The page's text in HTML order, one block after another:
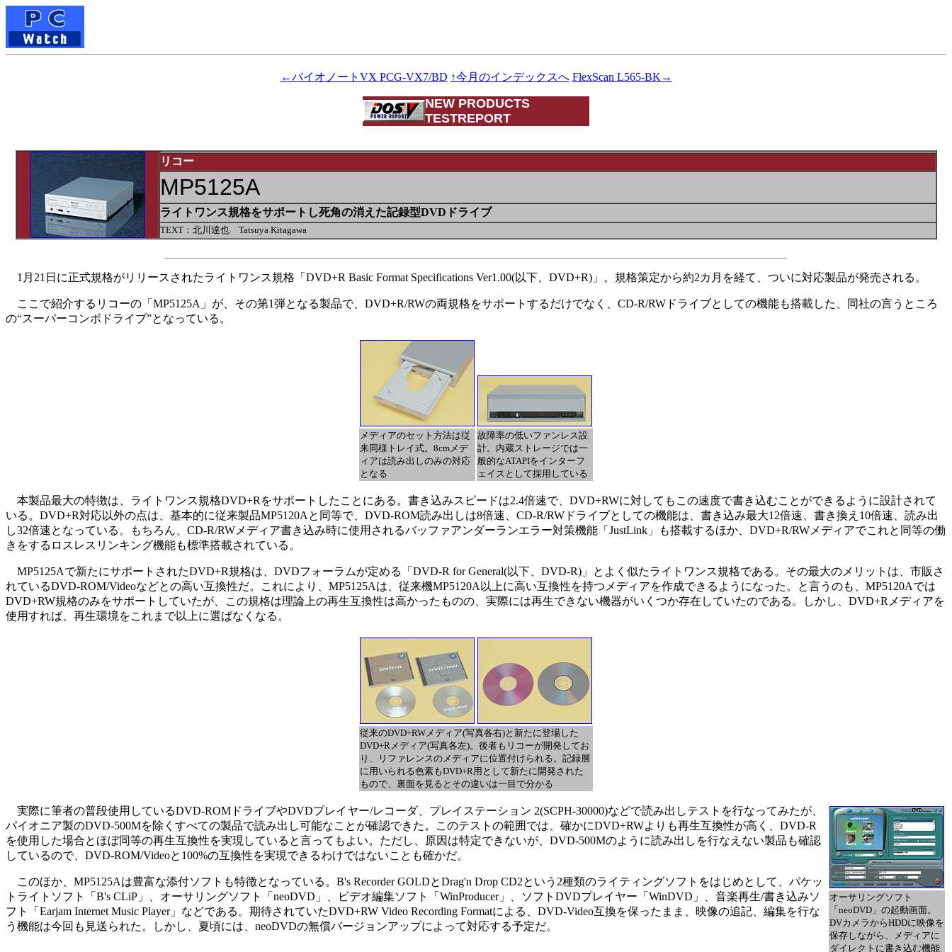
←バイオノートVX PCG-VX7/BD ↑今月のインデックスへ FlexScan L565-BK→
NEW PRODUCTS
TESTREPORT
リコー
MP5125A
ライトワンス規格をサポートし死角の消えた記録型DVDドライブ
TEXT：北川達也 Tatsuya Kitagawa
1月21日に正式規格がリリースされたライトワンス規格「DVD+R Basic Format Specifications Ver1.00(以下、DVD+R)」。規格策定から約2カ月を経て、ついに対応製品が発売される。
ここで紹介するリコーの「MP5125A」が、その第1弾となる製品で、DVD+R/RWの両規格をサポートするだけでなく、CD-R/RWドライブとしての機能も搭載した、同社の言うところ
の“スーパーコンボドライブ”となっている。
メディアのセット方法は従
来同様トレイ式。8cmメデ
ィアは読み出しのみの対応
となる
故障率の低いファンレス設
計。内蔵ストレージでは一
般的なATAPIをインターフ
ェイスとして採用している
本製品最大の特徴は、ライトワンス規格DVD+Rをサポートしたことにある。書き込みスピードは2.4倍速で、DVD+RWに対してもこの速度で書き込むことができるように設計されて
いる。DVD+R対応以外の点は、基本的に従来製品MP5120Aと同等で、DVD-ROM読み出しは8倍速、CD-R/RWドライブとしての機能は、書き込み最大12倍速、書き換え10倍速、読み出
し32倍速となっている。もちろん、CD-R/RWメディア書き込み時に使用されるバッファアンダーランエラー対策機能「JustLink」も搭載するほか、DVD+R/RWメディアでこれと同等の働
きをするロスレスリンキング機能も標準搭載されている。
MP5125Aで新たにサポートされたDVD+R規格は、DVDフォーラムが定める「DVD-R for General(以下、DVD-R)」とよく似たライトワンス規格である。その最大のメリットは、市販さ
れているDVD-ROM/Videoなどとの高い互換性だ。これにより、MP5125Aは、従来機MP5120A以上に高い互換性を持つメディアを作成できるようになった。と言うのも、MP5120Aでは
DVD+RW規格のみをサポートしていたが、この規格は理論上の再生互換性は高かったものの、実際には再生できない機器がいくつか存在していたのである。しかし、DVD+Rメディアを
使用すれば、再生環境をこれまで以上に選ばなくなる。
従来のDVD+RWメディア(写真各右)と新たに登場した
DVD+Rメディア(写真各左)。後者もリコーが開発してお
り、リファレンスのメディアに位置付けられる。記録層
に用いられる色素もDVD+R用として新たに開発された
もので、裏面を見るとその違いは一目で分かる
オーサリングソフト
「neoDVD」の起動画面。
DVカメラからHDDに映像を
保存しながら、メディアに
ダイレクトに書き込む機能
実際に筆者の普段使用しているDVD-ROMドライブやDVDプレイヤー/レコーダ、プレイステーション 2(SCPH-30000)などで読み出しテストを行なってみたが、
パイオニア製のDVD-500Mを除くすべての製品で読み出し可能なことが確認できた。このテストの範囲では、確かにDVD+RWよりも再生互換性が高く、DVD-R
を使用した場合とほぼ同等の再生互換性を実現していると言ってもよい。ただし、原因は特定できないが、DVD-500Mのように読み出しを行なえない製品も確認
しているので、DVD-ROM/Videoと100%の互換性を実現できるわけではないことも確かだ。
このほか、MP5125Aは豊富な添付ソフトも特徴となっている。B's Recorder GOLDとDrag'n Drop CD2という2種類のライティングソフトをはじめとして、パケッ
トライトソフト「B's CLiP」、オーサリングソフト「neoDVD」、ビデオ編集ソフト「WinProducer」、ソフトDVDプレイヤー「WinDVD」、音楽再生/書き込みソ
フト「Earjam Internet Music Player」などである。期待されていたDVD+RW Video Recording Formatによる、DVD-Video互換を保ったまま、映像の追記、編集を行な
う機能は今回も見送られた。しかし、夏頃には、neoDVDの無償バージョンアップによって対応する予定だ。